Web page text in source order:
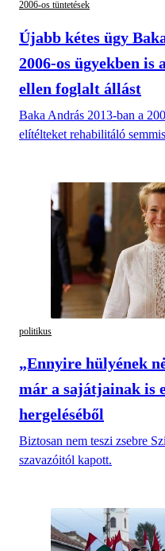
2006-os tüntetések
Újabb kétes ügy
2006-os ügyekben is
ellen foglalt állást
Baka András 2013-ban a
elítélteket rehabilitáló
politikus
„Ennyire hülyének
már a sajátjainak is
hergeléséből
Biztosan nem teszi zsebre
szavazóitól kapott.